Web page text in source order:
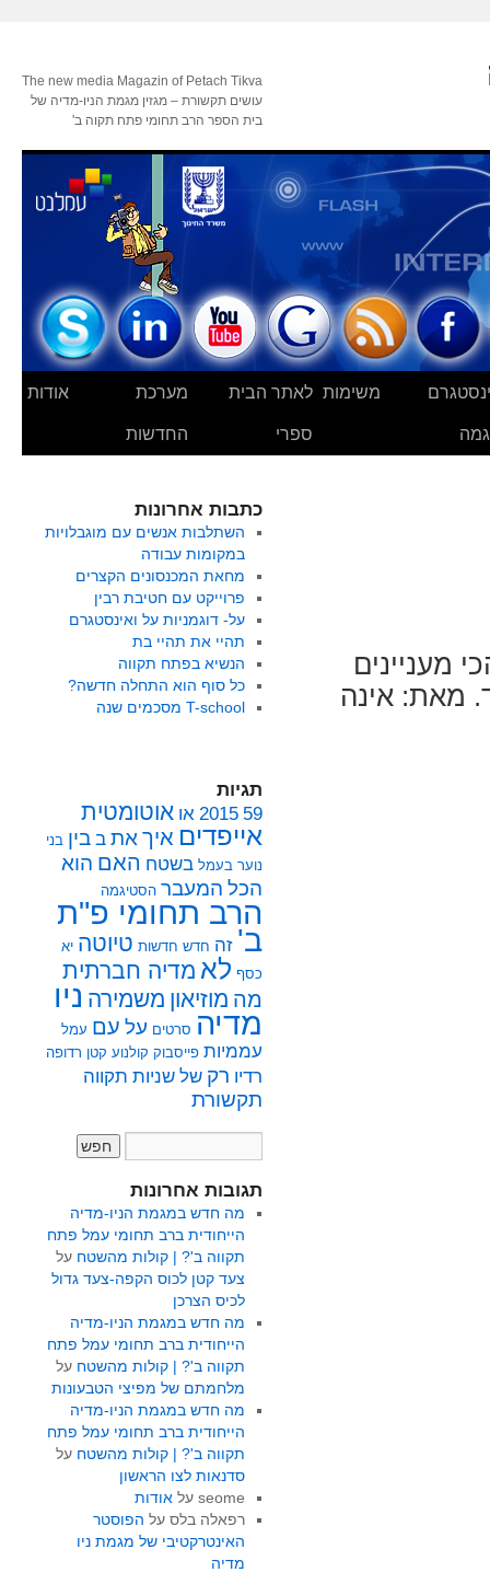
The new media Magazin of Petach Tikva
עושים תקשורת – מגזין מגמת הניו-מדיה של
בית הספר הרב תחומי פתח תקוה ב'
משימות לאתר הבית
ספרי
מערכת
החדשות
אודות
מעניינים
מאת: אינה
כתבות אחרונות
השתלבות אנשים עם מוגבלויות
במקומות עבודה
מחאת המכנסונים הקצרים
פרוייקט עם חטיבת רבין
על- דוגמניות על ואינסטגרם
תהיי את תהיי בת
הנשיא בפתח תקווה
כל סוף הוא התחלה חדשה?
T-school מסכמים שנה
תגיות
59
2015 או אוטומטית
אייפדים איך את ב בין בני
נוער בעמל בשטח האם הוא
הכל המעבר הסטיגמה
הרב תחומי פ"ת
ב' זה חדש חדשות טיוטה יא
כסף לא מדיה חברתית
מה מוזיאון משמירה ניו
מדיה סרטים על עם עמל
עממיות פייסבוק קולנוע קטן רדופה
רדיו רק של שניות תקווה
תקשורת
תגובות אחרונות
מה חדש במגמת הניו-מדיה
הייחודית ברב תחומי עמל פתח
תקווה ב'? | קולות מהשטח על
צעד קטן לכוס הקפה-צעד גדול
לכיס הצרכן
מה חדש במגמת הניו-מדיה
הייחודית ברב תחומי עמל פתח
תקווה ב'? | קולות מהשטח על
מלחמתם של מפיצי הטבעונות
מה חדש במגמת הניו-מדיה
הייחודית ברב תחומי עמל פתח
תקווה ב'? | קולות מהשטח על
סדנאות לצו הראשון
seomeעל אודות
רפאלה בלסעל הפוסטר
האינטרקטיבי של מגמת ניו
מדיה